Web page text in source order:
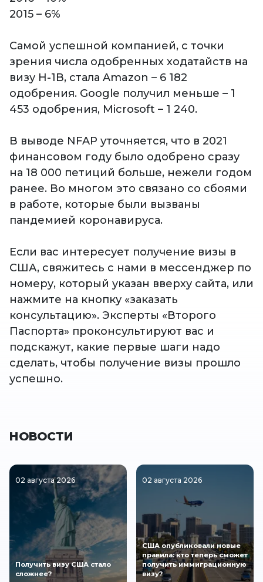
2015 – 6%
Самой успешной компанией, с точки
зрения числа одобренных ходатайств на
визу H-1B, стала Amazon – 6 182
одобрения. Google получил меньше – 1
453 одобрения, Microsoft – 1 240.
В выводе NFAP уточняется, что в 2021
финансовом году было одобрено сразу
на 18 000 петиций больше, нежели годом
ранее. Во многом это связано со сбоями
в работе, которые были вызваны
пандемией коронавируса.
Если вас интересует получение визы в
США, свяжитесь с нами в мессенджер по
номеру, который указан вверху сайта, или
нажмите на кнопку «заказать
консультацию». Эксперты «Второго
Паспорта» проконсультируют вас и
подскажут, какие первые шаги надо
сделать, чтобы получение визы прошло
успешно.
НОВОСТИ
02 августа 2026
Получить визу США стало
сложнее?
02 августа 2026
США опубликовали новые
правила: кто теперь сможет
получить иммиграционную
визу?